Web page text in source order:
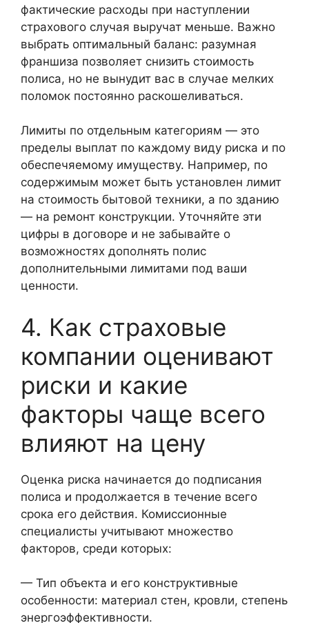
фактические расходы при наступлении
страхового случая выручат меньше. Важно
выбрать оптимальный баланс: разумная
франшиза позволяет снизить стоимость
полиса, но не вынудит вас в случае мелких
поломок постоянно раскошеливаться.
Лимиты по отдельным категориям — это
пределы выплат по каждому виду риска и по
обеспечяемому имуществу. Например, по
содержимым может быть установлен лимит
на стоимость бытовой техники, а по зданию
— на ремонт конструкции. Уточняйте эти
цифры в договоре и не забывайте о
возможностях дополнять полис
дополнительными лимитами под ваши
ценности.
4. Как страховые
компании оценивают
риски и какие
факторы чаще всего
влияют на цену
Оценка риска начинается до подписания
полиса и продолжается в течение всего
срока его действия. Комиссионные
специалисты учитывают множество
факторов, среди которых:
— Тип объекта и его конструктивные
особенности: материал стен, кровли, степень
энергоэффективности.